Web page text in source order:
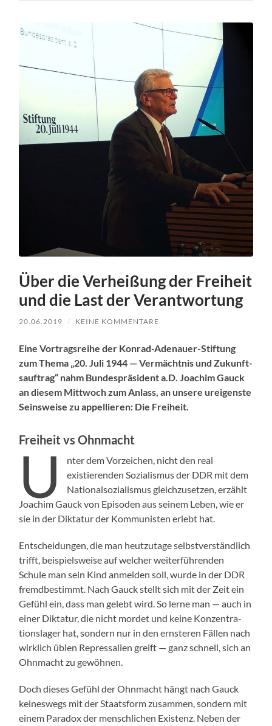
Über die Verheißung der Freiheit
und die Last der Verantwortung
20.06.2019 / KEINE KOMMENTARE
Eine Vor­tragsrei­he der Kon­rad-Ade­nauer-Stiftung
zum The­ma „20. Juli 1944 — Ver­mächt­nis und Zukun­ft­
sauf­trag“ nahm Bun­de­spräsi­dent a.D. Joachim Gauck
an diesem Mittwoch zum Anlass, an unsere ure­igen­ste
Sein­sweise zu appel­lieren: Die Frei­heit.
Freiheit vs Ohnmacht
U
nter dem Vorze­ichen, nicht den real
existieren­den Sozial­is­mus der DDR mit dem
Nation­al­sozial­is­mus gle­ichzuset­zen, erzählt
Joachim Gauck von Episo­den aus seinem Leben, wie er
sie in der Dik­tatur der Kom­mu­nis­ten erlebt hat.
Entschei­dun­gen, die man heutzu­tage selb­stver­ständlich
trifft, beispiel­sweise auf welch­er weit­er­führen­den
Schule man sein Kind anmelden soll, wurde in der DDR
fremdbes­timmt. Nach Gauck stellt sich mit der Zeit ein
Gefühl ein, dass man gelebt wird. So lerne man — auch in
ein­er Dik­tatur, die nicht mordet und keine Konzen­tra­
tionslager hat, son­dern nur in den ern­steren Fällen nach
wirk­lich üblen Repres­salien greift — ganz schnell, sich an
Ohn­macht zu gewöh­nen.
Doch dieses Gefühl der Ohn­macht hängt nach Gauck
keineswegs mit der Staats­form zusam­men, son­dern mit
einem Para­dox der men­schlichen Exis­tenz. Neben der